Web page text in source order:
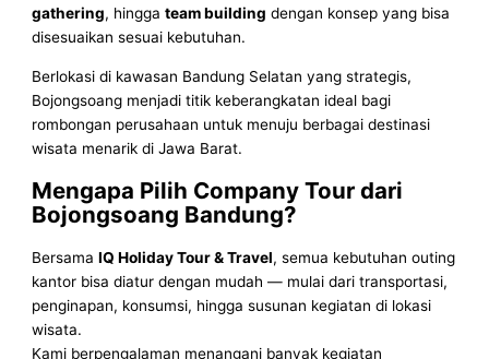
gathering, hinggateam building dengan konsep yang bisa
disesuaikan sesuai kebutuhan.
Berlokasi di kawasan Bandung Selatan yang strategis,
Bojongsoang menjadi titik keberangkatan ideal bagi
rombongan perusahaan untuk menuju berbagai destinasi
wisata menarik di Jawa Barat.
Mengapa Pilih Company Tour dari
Bojongsoang Bandung?
BersamaIQ Holiday Tour & Travel, semua kebutuhan outing
kantor bisa diatur dengan mudah — mulai dari transportasi,
penginapan, konsumsi, hingga susunan kegiatan di lokasi
wisata.
Kami berpengalaman menangani banyak kegiatan